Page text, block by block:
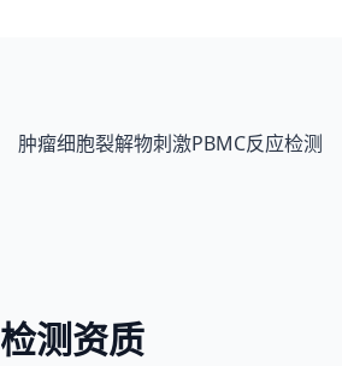
肿瘤细胞裂解物刺激PBMC反应检测
检测资质